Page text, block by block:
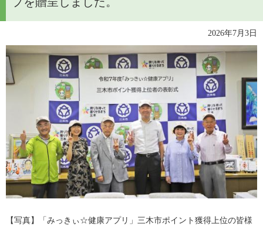
2026年7月3日
【写真】「みっきぃ☆健康アプリ」三木市ポイント獲得上位の皆様